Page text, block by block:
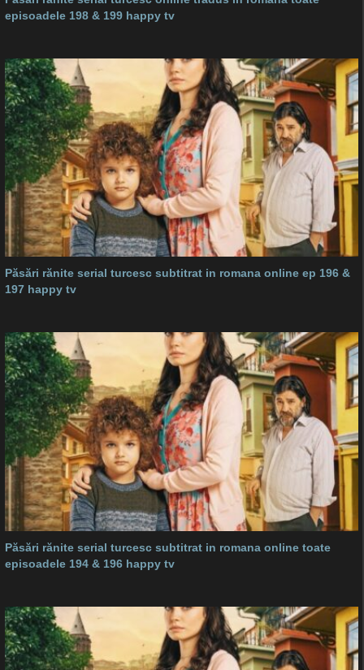
episoadele 198 & 199 happy tv
Păsări rănite serial turcesc subtitrat in romana online ep 196 &
197 happy tv
Păsări rănite serial turcesc subtitrat in romana online toate
episoadele 194 & 196 happy tv